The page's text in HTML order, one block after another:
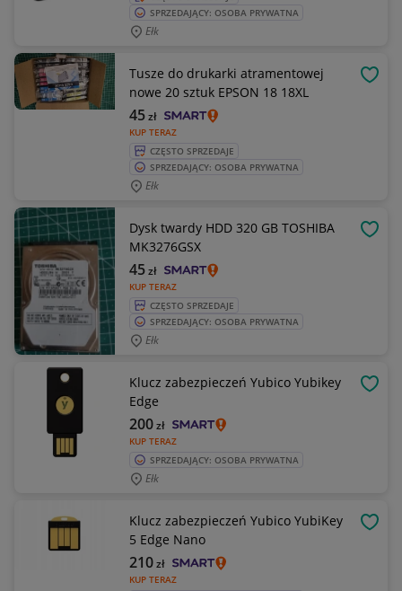
SPRZEDAJĄCY: OSOBA PRYWATNA
Ełk
Tusze do drukarki atramentowej
nowe 20 sztuk EPSON 18 18XL
KUP TERAZ
45zł
CZĘSTO SPRZEDAJE
SPRZEDAJĄCY: OSOBA PRYWATNA
Ełk
Dysk twardy HDD 320 GB TOSHIBA
MK3276GSX
KUP TERAZ
45zł
CZĘSTO SPRZEDAJE
SPRZEDAJĄCY: OSOBA PRYWATNA
Ełk
Klucz zabezpieczeń Yubico Yubikey
Edge
KUP TERAZ
200zł
SPRZEDAJĄCY: OSOBA PRYWATNA
Ełk
Klucz zabezpieczeń Yubico YubiKey
5 Edge Nano
KUP TERAZ
210zł